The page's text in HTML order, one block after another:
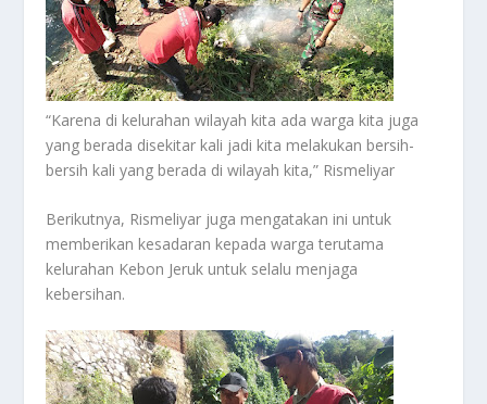
“Karena di kelurahan wilayah kita ada warga kita juga
yang berada disekitar kali jadi kita melakukan bersih-
bersih kali yang berada di wilayah kita,” Rismeliyar
Berikutnya, Rismeliyar juga mengatakan ini untuk
memberikan kesadaran kepada warga terutama
kelurahan Kebon Jeruk untuk selalu menjaga
kebersihan.